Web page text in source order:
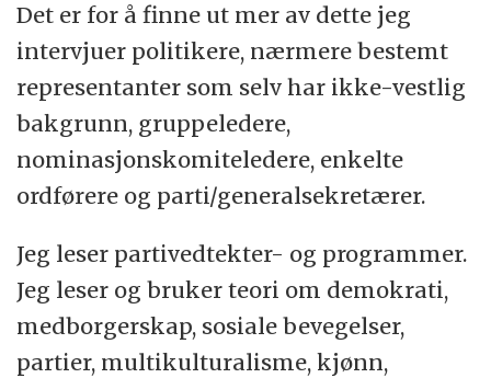
Det er for å finne ut mer av dette jeg
intervjuer politikere, nærmere bestemt
representanter som selv har ikke-vestlig
bakgrunn, gruppeledere,
nominasjonskomiteledere, enkelte
ordførere og parti/generalsekretærer.
Jeg leser partivedtekter- og programmer.
Jeg leser og bruker teori om demokrati,
medborgerskap, sosiale bevegelser,
partier, multikulturalisme, kjønn,